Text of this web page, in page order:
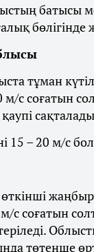
батысы
тұман
с соғатын
15 – 20 м/с
с соғатын
төтенше